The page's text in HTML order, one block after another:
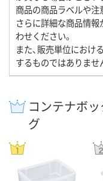
商品の商品ラベルや注
さらに詳細な商品情報
わせください。
また、販売単位におけ
するものではありませ
コンテナボッ
グ